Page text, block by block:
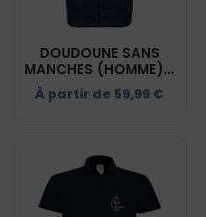
DOUDOUNE SANS
MANCHES (HOMME) -
CENTRE ÉQUESTRE DU
PARC - NAVY - K6113
À partir de 59,99 €